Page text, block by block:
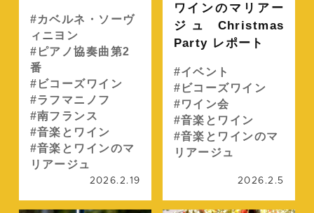
カベルネ・ソーヴ
ィニヨン
ピアノ協奏曲第2
番
ビコーズワイン
ラフマニノフ
南フランス
音楽とワイン
音楽とワインのマ
リアージュ
2026.2.19
ワインのマリアー
ジュ Christmas
Party レポート
イベント
ビコーズワイン
ワイン会
音楽とワイン
音楽とワインのマ
リアージュ
2026.2.5